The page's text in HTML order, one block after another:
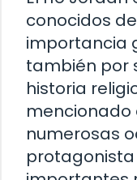
conocidos
importancia
también por
historia
mencionado
numerosas